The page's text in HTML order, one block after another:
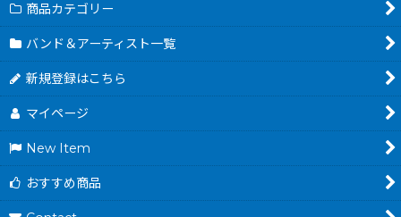
商品カテゴリー
バンド＆アーティスト一覧
新規登録はこちら
マイページ
New Item
おすすめ商品